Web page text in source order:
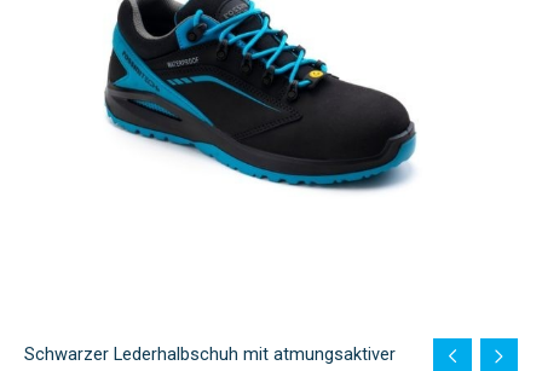
Schwarzer Lederhalbschuh mit atmungsaktiver